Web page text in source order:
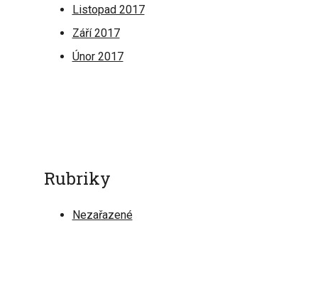
Listopad 2017
Září 2017
Únor 2017
Rubriky
Nezařazené